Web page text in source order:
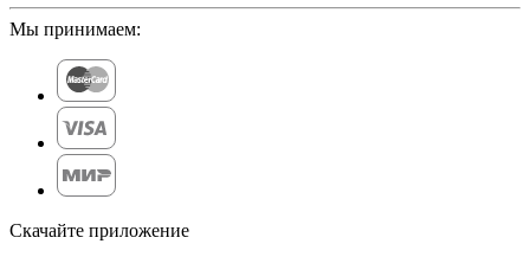
Мы принимаем:
Скачайте приложение